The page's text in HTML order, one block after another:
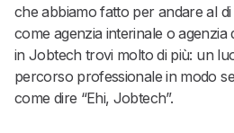
che abbiamo fatto per andare al
come agenzia interinale o
in Jobtech trovi molto di più: un
percorso professionale in modo
come dire “Ehi, Jobtech”.